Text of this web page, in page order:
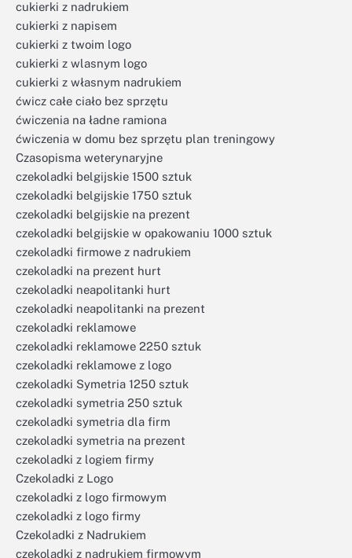
cukierki z nadrukiem
cukierki z napisem
cukierki z twoim logo
cukierki z wlasnym logo
cukierki z własnym nadrukiem
ćwicz całe ciało bez sprzętu
ćwiczenia na ładne ramiona
ćwiczenia w domu bez sprzętu plan treningowy
Czasopisma weterynaryjne
czekoladki belgijskie 1500 sztuk
czekoladki belgijskie 1750 sztuk
czekoladki belgijskie na prezent
czekoladki belgijskie w opakowaniu 1000 sztuk
czekoladki firmowe z nadrukiem
czekoladki na prezent hurt
czekoladki neapolitanki hurt
czekoladki neapolitanki na prezent
czekoladki reklamowe
czekoladki reklamowe 2250 sztuk
czekoladki reklamowe z logo
czekoladki Symetria 1250 sztuk
czekoladki symetria 250 sztuk
czekoladki symetria dla firm
czekoladki symetria na prezent
czekoladki z logiem firmy
Czekoladki z Logo
czekoladki z logo firmowym
czekoladki z logo firmy
Czekoladki z Nadrukiem
czekoladki z nadrukiem firmowym